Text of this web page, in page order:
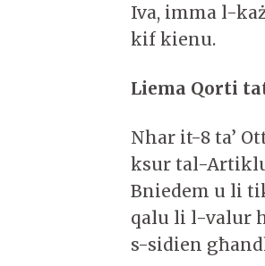
Iva, imma l-
kif kienu.
Liema Qorti
Nhar it-8 ta’
ksur tal-
Bniedem u li
qalu li l-valur
s-sidien